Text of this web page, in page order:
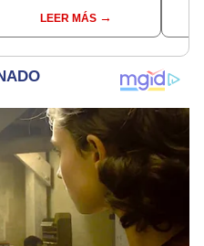
Aliaga no representan al
JNE
LEER MÁS